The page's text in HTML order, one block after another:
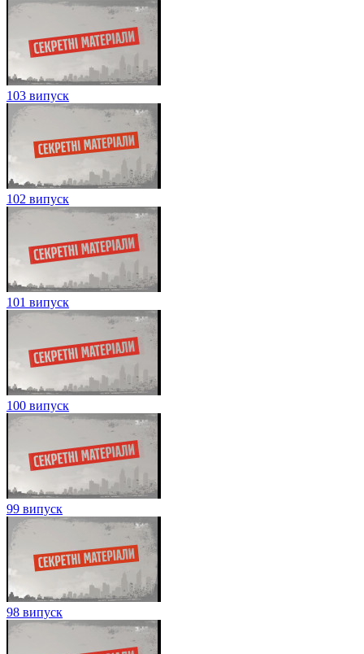
103 випуск
102 випуск
101 випуск
100 випуск
99 випуск
98 випуск